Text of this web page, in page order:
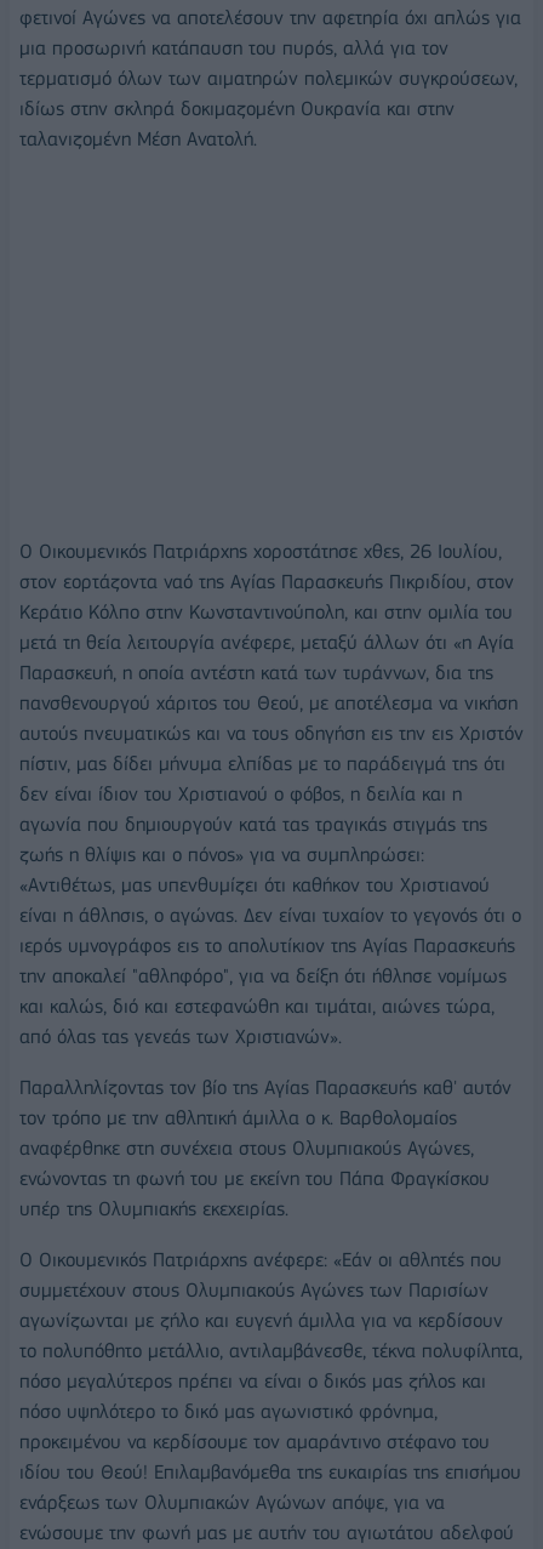
φετινοί Αγώνες να αποτελέσουν την αφετηρία όχι απλώς για
μια προσωρινή κατάπαυση του πυρός, αλλά για τον
τερματισμό όλων των αιματηρών πολεμικών συγκρούσεων,
ιδίως στην σκληρά δοκιμαζομένη Ουκρανία και στην
ταλανιζομένη Μέση Ανατολή.
Ο Οικουμενικός Πατριάρχης χοροστάτησε χθες, 26 Ιουλίου,
στον εορτάζοντα ναό της Αγίας Παρασκευής Πικριδίου, στον
Κεράτιο Κόλπο στην Κωνσταντινούπολη, και στην ομιλία του
μετά τη θεία λειτουργία ανέφερε, μεταξύ άλλων ότι «η Αγία
Παρασκευή, η οποία αντέστη κατά των τυράννων, δια της
πανσθενουργού χάριτος του Θεού, με αποτέλεσμα να νικήση
αυτούς πνευματικώς και να τους οδηγήση εις την εις Χριστόν
πίστιν, μας δίδει μήνυμα ελπίδας με το παράδειγμά της ότι
δεν είναι ίδιον του Χριστιανού ο φόβος, η δειλία και η
αγωνία που δημιουργούν κατά τας τραγικάς στιγμάς της
ζωής η θλίψις και ο πόνος» για να συμπληρώσει:
«Αντιθέτως, μας υπενθυμίζει ότι καθήκον του Χριστιανού
είναι η άθλησις, ο αγώνας. Δεν είναι τυχαίον το γεγονός ότι ο
ιερός υμνογράφος εις το απολυτίκιον της Αγίας Παρασκευής
την αποκαλεί "αθληφόρο", για να δείξη ότι ήθλησε νομίμως
και καλώς, διό και εστεφανώθη και τιμάται, αιώνες τώρα,
από όλας τας γενεάς των Χριστιανών».
Παραλληλίζοντας τον βίο της Αγίας Παρασκευής καθ' αυτόν
τον τρόπο με την αθλητική άμιλλα ο κ. Βαρθολομαίος
αναφέρθηκε στη συνέχεια στους Ολυμπιακούς Αγώνες,
ενώνοντας τη φωνή του με εκείνη του Πάπα Φραγκίσκου
υπέρ της Ολυμπιακής εκεχειρίας.
Ο Οικουμενικός Πατριάρχης ανέφερε: «Εάν οι αθλητές που
συμμετέχουν στους Ολυμπιακούς Αγώνες των Παρισίων
αγωνίζωνται με ζήλο και ευγενή άμιλλα για να κερδίσουν
το πολυπόθητο μετάλλιο, αντιλαμβάνεσθε, τέκνα πολυφίλητα,
πόσο μεγαλύτερος πρέπει να είναι ο δικός μας ζήλος και
πόσο υψηλότερο το δικό μας αγωνιστικό φρόνημα,
προκειμένου να κερδίσουμε τον αμαράντινο στέφανο του
ιδίου του Θεού! Επιλαμβανόμεθα της ευκαιρίας της επισήμου
ενάρξεως των Ολυμπιακών Αγώνων απόψε, για να
ενώσουμε την φωνή μας με αυτήν του αγιωτάτου αδελφού